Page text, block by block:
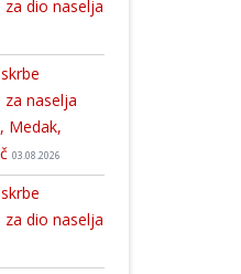
Odličan dan u Lovincu za naučiti nešto novo
dio naselja
naselja
Medak,
03.08.2026
dio naselja